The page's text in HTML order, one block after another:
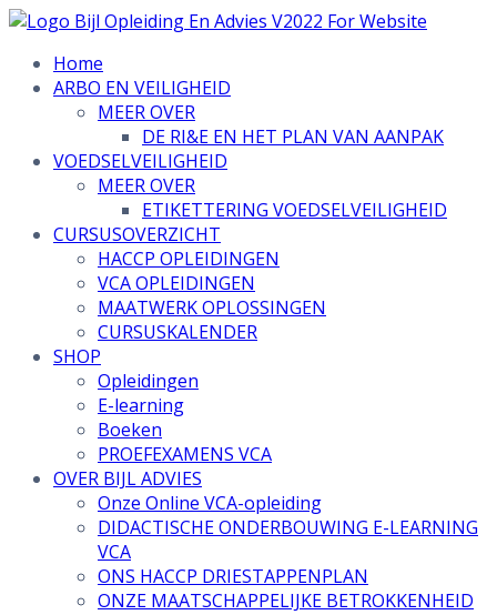
Home
ARBO EN VEILIGHEID
MEER OVER
DE RI&E EN HET PLAN VAN AANPAK
VOEDSELVEILIGHEID
MEER OVER
ETIKETTERING VOEDSELVEILIGHEID
CURSUSOVERZICHT
HACCP OPLEIDINGEN
VCA OPLEIDINGEN
MAATWERK OPLOSSINGEN
CURSUSKALENDER
SHOP
Opleidingen
E-learning
Boeken
PROEFEXAMENS VCA
OVER BIJL ADVIES
Onze Online VCA-opleiding
DIDACTISCHE ONDERBOUWING E-LEARNING
VCA
ONS HACCP DRIESTAPPENPLAN
ONZE MAATSCHAPPELIJKE BETROKKENHEID